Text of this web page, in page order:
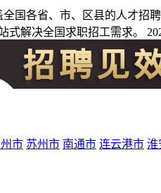
全国各省、市、区县的人才
式解决全国求职招工需求。
市 苏州市 南通市 连云港市 淮